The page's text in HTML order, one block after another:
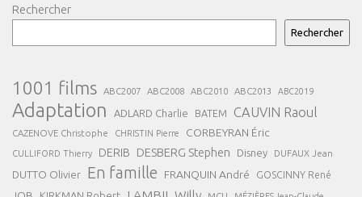
Rechercher
Rechercher
1001 films ABC2007 ABC2008 ABC2010 ABC2013 ABC2019
Adaptation ADLARD Charlie BATEM CAUVIN Raoul
CAZENOVE Christophe CHRISTIN Pierre CORBEYRAN Éric
CULLIFORD Thierry DERIB DESBERG Stephen Disney DUFAUX Jean
DUTTO Olivier En famille FRANQUIN André GOSCINNY René